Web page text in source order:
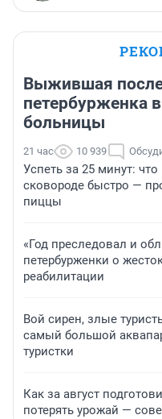
Выжившая после
петербурженка
больницы
21 час 10 939
Успеть за 25 минут:
сковороде быстро —
пиццы
«Год преследовал и
петербурженки о
реабилитации
Вой сирен, злые
самый большой
туристки
Как за август
потерять урожай —